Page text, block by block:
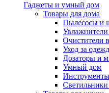
Гаджеты и умный дом
Товары для дома
Пылесосы и
Очистители
Уход за
Дозаторы и
Умный дом
Инструменты